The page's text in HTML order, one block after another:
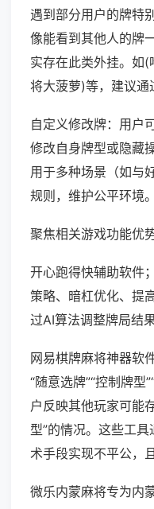
遇到部分用户的牌特
像能看到其他人的牌
实存在此类外挂。如
将大菠萝)等，建议通
自定义修改牌：用户
修改自身牌型或隐藏
用于多种场景（如与
规则，维护公平环境。
聚焦相关游戏功能优
开心跑得快辅助软件
策略、暗杠优化、提
过AI算法调整牌局结
网易棋牌麻将神器软
“随意选牌”“控制牌型
户反映其他玩家可能
型”的情况。这些工
术手段实现不平公，
微乐内蒙麻将专为内